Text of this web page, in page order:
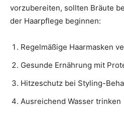
vorzubereiten, sollten Bräute
der Haarpflege beginnen:
Regelmäßige Haarmasken
Gesunde Ernährung mit
Hitzeschutz bei Styling-
Ausreichend Wasser trinken